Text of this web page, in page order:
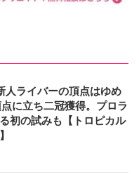
人ライバーの頂点はゆめ
に立ち二冠獲得。プロラ
初の試みも【トロピカル